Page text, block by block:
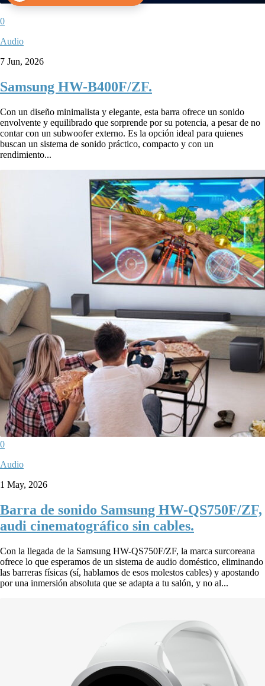
0
Audio
7 Jun, 2026
Samsung HW-B400F/ZF.
Con un diseño minimalista y elegante, esta barra ofrece un sonido
envolvente y equilibrado que sorprende por su potencia, a pesar de no
contar con un subwoofer externo. Es la opción ideal para quienes
buscan un sistema de sonido práctico, compacto y con un
rendimiento...
0
Audio
1 May, 2026
Barra de sonido Samsung HW-QS750F/ZF,
audi cinematográfico sin cables.
Con la llegada de la Samsung HW-QS750F/ZF, la marca surcoreana
ofrece lo que esperamos de un sistema de audio doméstico, eliminando
las barreras físicas (sí, hablamos de esos molestos cables) y apostando
por una inmersión absoluta que se adapta a tu salón, y no al...